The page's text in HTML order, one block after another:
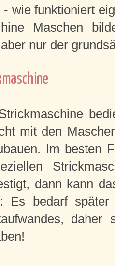
wie funktioniert
Maschen
nur der
mit den
Im besten
dann kann
Es bedarf